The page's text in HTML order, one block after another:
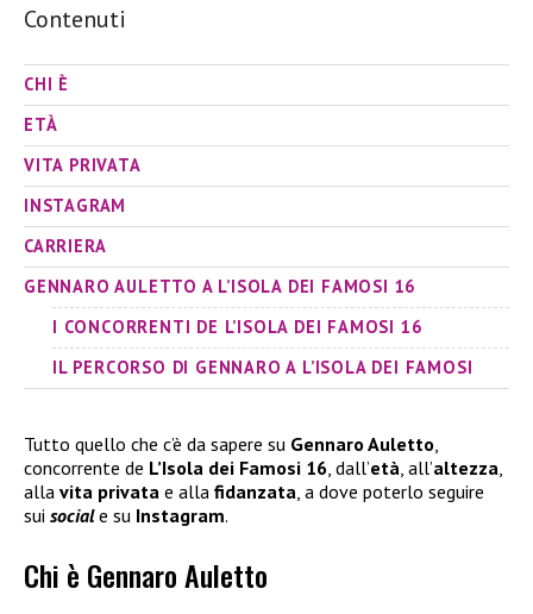
Contenuti
CHI È
ETÀ
VITA PRIVATA
INSTAGRAM
CARRIERA
GENNARO AULETTO A L’ISOLA DEI FAMOSI 16
I CONCORRENTI DE L’ISOLA DEI FAMOSI 16
IL PERCORSO DI GENNARO A L’ISOLA DEI FAMOSI
Tutto quello che c’è da sapere su Gennaro Auletto
concorrente de L’Isola dei Famosi 16 , dall’età , all’altezza
alla vita privata e alla fidanzata , a dove poterlo seguire
sui sociale su Instagram.
Chi è Gennaro Auletto